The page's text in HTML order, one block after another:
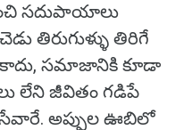
సదుపాయాలు
తిరుగుళ్ళు తిరిగే
కాదు, సమాజానికి కూడా
లేని జీవితం గడిపే
అప్పుల ఊబిలో